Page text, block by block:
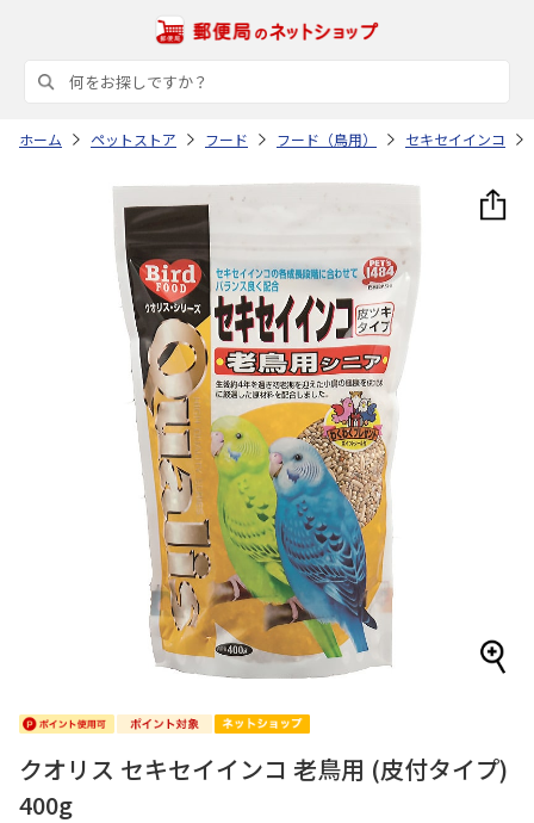
ホーム ペットストア フード フード（鳥用） セキセイインコ
クオリス セキセイインコ 老鳥用 (皮付タイプ)
400g